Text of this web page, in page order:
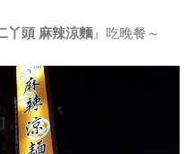
丫頭 麻辣涼麵 』吃晚餐～